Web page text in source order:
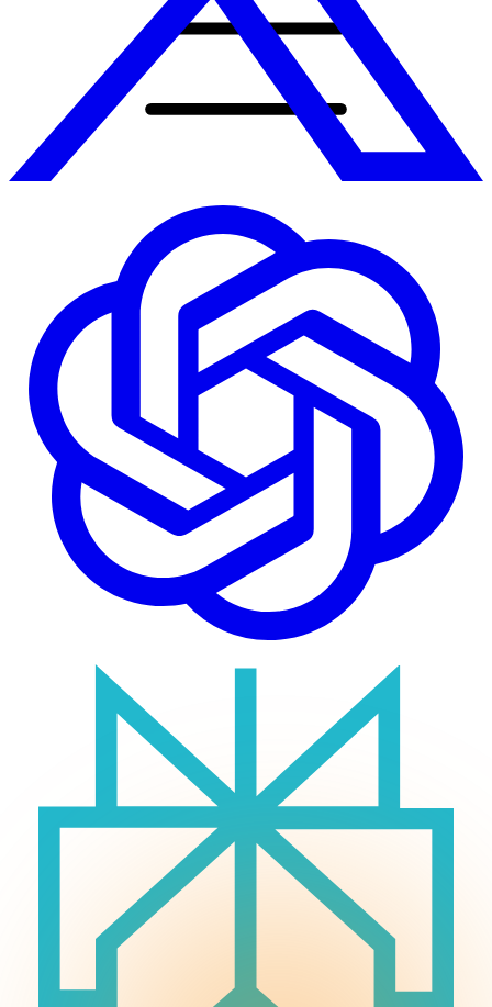
Accueil
Prestations
Tout
Sites web sur mesure
Application mobile
Automatisation & IA
Logiciel métier
Audit de Cybersécurité
Réalisations
Projets d'applications iOS & Android
Plateformes métiers personnalisées
Actualités & Tendances Tech
Développement Web & Mobile
Automatisation, IA & Outils
Anecdotes & Perles du Web
Cybersécurité